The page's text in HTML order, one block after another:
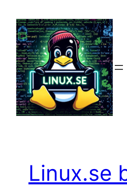
innehåll
Linux.se